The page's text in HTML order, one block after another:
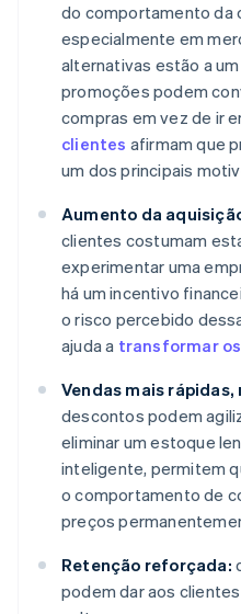
do comportamento da
especialmente em
alternativas estão a
promoções podem
compras em vez de ir
clientes afirmam que
um dos principais
Aumento da
clientes costumam
experimentar uma
há um incentivo
o risco percebido
ajuda a transformar
Vendas mais
descontos podem
eliminar um estoque
inteligente, permitem
o comportamento de
preços
Retenção reforçada:
podem dar aos